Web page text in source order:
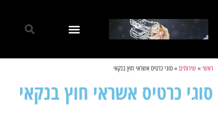
ראשי »שירותים »סוגי כרטיס אשראי חוץ בנקאי
סוגי כרטיס אשראי חוץ בנקאי